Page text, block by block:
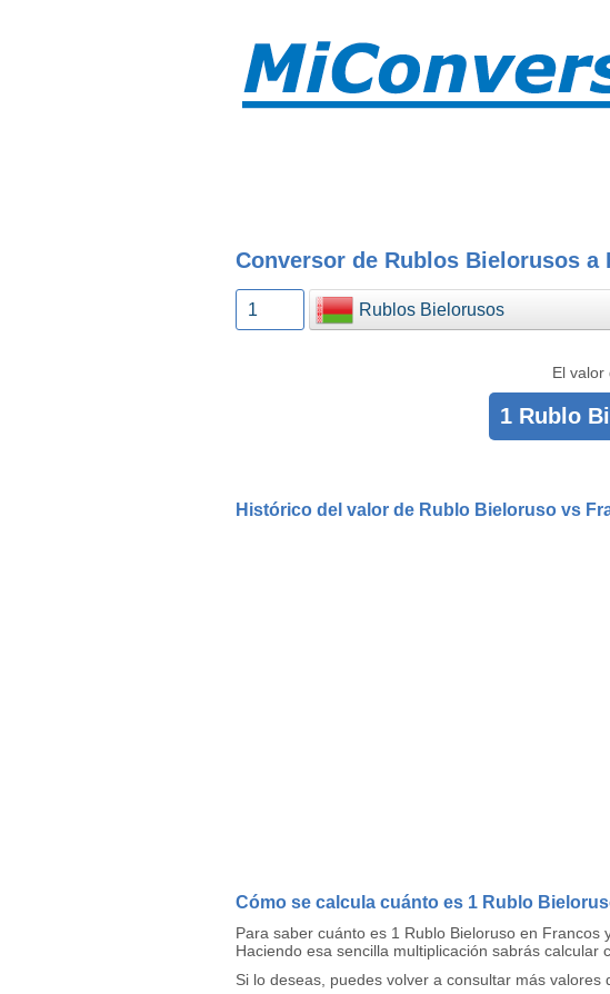
Conversor de Rublos Bielorusos a
Rublos Bielorusos
El valor
1 Rublo
Histórico del valor de Rublo Bieloruso vs
Cómo se calcula cuánto es 1 Rublo
Para saber cuánto es 1 Rublo Bieloruso en
Haciendo esa sencilla multiplicación sabrás calcular
Si lo deseas, puedes volver a consultar más valores